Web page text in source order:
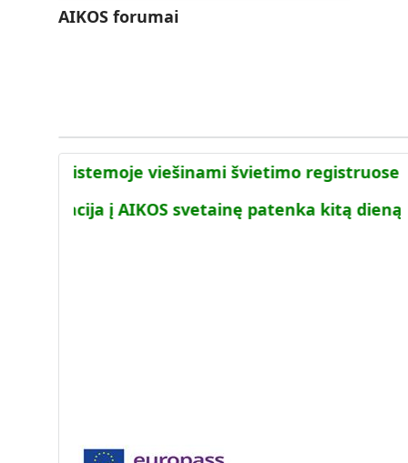
AIKOS forumai
AIKOS sistemoje viešinami švietimo
Informacija į AIKOS svetainę patenka kitą